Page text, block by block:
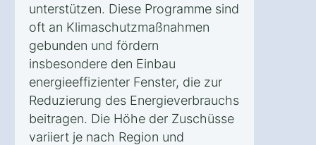
unterstützen. Diese Programme sind
oft an Klimaschutzmaßnahmen
gebunden und fördern
insbesondere den Einbau
energieeffizienter Fenster, die zur
Reduzierung des Energieverbrauchs
beitragen. Die Höhe der Zuschüsse
variiert je nach Region und